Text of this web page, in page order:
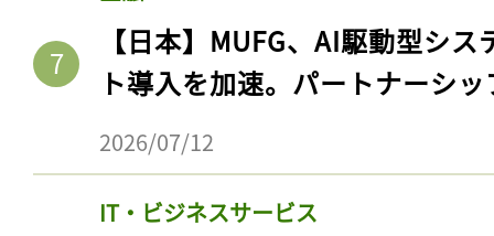
【日本】MUFG、AI駆動型シ
ト導入を加速。パートナーシ
2026/07/12
IT・ビジネスサービス